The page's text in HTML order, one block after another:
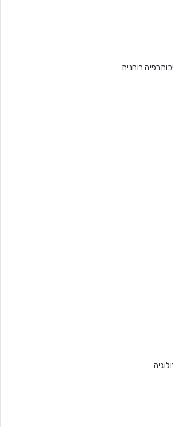
רוחנית